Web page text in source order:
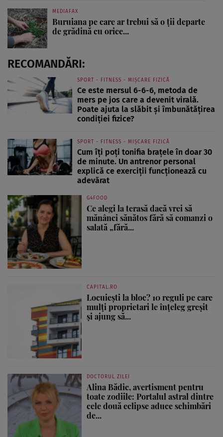
MEDIAFAX
Buruiana pe care ar trebui să o ții departe
de grădină cu orice...
RECOMANDĂRI:
SPORT - FITNESS - MIȘCARE FIZICĂ
Ce este mersul 6-6-6, metoda de
mers pe jos care a devenit virală.
Poate ajuta la slăbit și îmbunătățirea
condiției fizice?
SPORT - FITNESS - MIȘCARE FIZICĂ
Cum îți poți tonifia brațele în doar 30
de minute. Un antrenor personal
explică ce exerciții funcționează cu
adevărat
G4FOOD
Ce alegi la terasă dacă vrei să
mănânci sănătos fără să comanzi o
salată „fără...
CAPITAL.RO
Locuiești la bloc? 10 reguli pe care
mulți proprietari le înțeleg greșit
și ajung să...
DOCTORUL ZILEI
Alina Bădic, avertisment pentru
toate zodiile: Portalul astral dintre
cele două eclipse aduce schimbări
de...